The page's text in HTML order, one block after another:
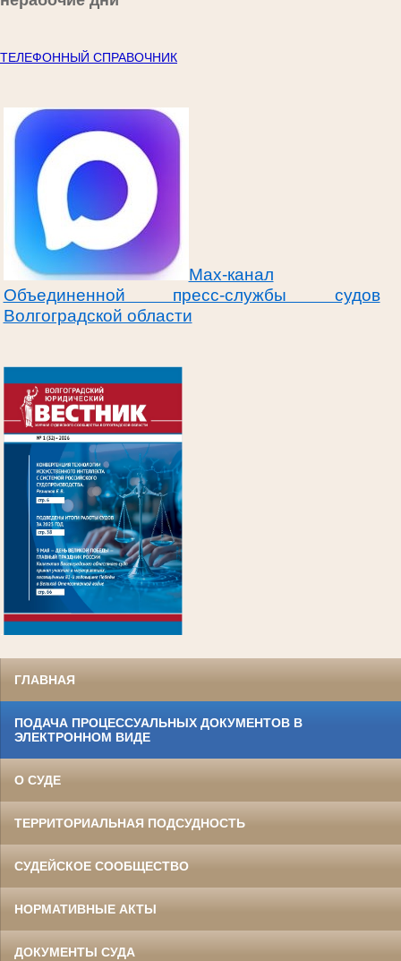
ТЕЛЕФОННЫЙ СПРАВОЧНИК
Max-канал
Объединенной пресс-службы судов
Волгоградской области
ГЛАВНАЯ
ПОДАЧА ПРОЦЕССУАЛЬНЫХ ДОКУМЕНТОВ В
ЭЛЕКТРОННОМ ВИДЕ
О СУДЕ
ТЕРРИТОРИАЛЬНАЯ ПОДСУДНОСТЬ
СУДЕЙСКОЕ СООБЩЕСТВО
НОРМАТИВНЫЕ АКТЫ
ДОКУМЕНТЫ СУДА